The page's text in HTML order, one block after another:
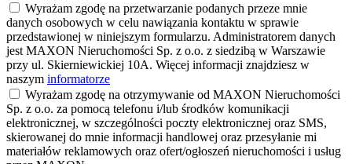
Wyrażam zgodę na przetwarzanie podanych przeze mnie
danych osobowych w celu nawiązania kontaktu w sprawie
przedstawionej w niniejszym formularzu. Administratorem danych
jest MAXON Nieruchomości Sp. z o.o. z siedzibą w Warszawie
przy ul. Skierniewickiej 10A. Więcej informacji znajdziesz w
naszym informatorze
Wyrażam zgodę na otrzymywanie od MAXON Nieruchomości
Sp. z o.o. za pomocą telefonu i/lub środków komunikacji
elektronicznej, w szczególności poczty elektronicznej oraz SMS,
skierowanej do mnie informacji handlowej oraz przesyłanie mi
materiałów reklamowych oraz ofert/ogłoszeń nieruchomości i usług